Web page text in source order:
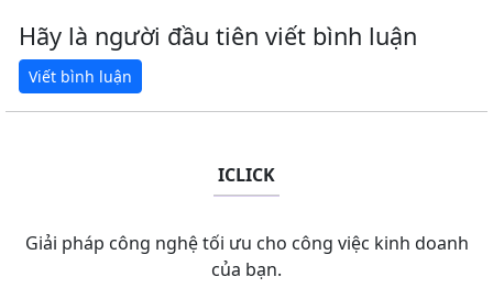
Hãy là người đầu tiên viết bình luận
ICLICK
Giải pháp công nghệ tối ưu cho công việc kinh doanh
của bạn.